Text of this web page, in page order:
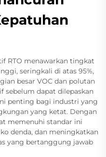
RTO menawarkan tingkat
seringkali di atas 95%,
besar VOC dan polutan
sebelum dapat dilepaskan
penting bagi industri yang
yang ketat. Dengan
memenuhi standar ini
denda, dan meningkatkan
yang bertanggung jawab